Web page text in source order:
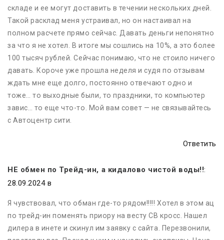
складе и ее могут доставить в течении нескольких дней.
Такой расклад меня устраивал, но он настаивал на
полном расчете прямо сейчас. Давать деньги непонятно
за что я не хотел. В итоге мы сошлись на 10%, а это более
100 тысяч рублей. Сейчас понимаю, что не стоило ничего
давать. Короче уже прошла неделя и судя по отзывам
ждать мне еще долго, постоянно отвечают одно и
тоже… то выходные были, то праздники, то компьютер
завис… то еще что-то. Мой вам совет — не связывайтесь
с Автоцентр сити.
Ответить
НЕ обмен по Трейд-ин, а кидалово чистой воды!!:
28.09.2024 в
Я чувствовал, что обман где-то рядом!!!!! Хотел в этом ац
по трейд-ин поменять приору на весту СВ кросс. Нашел
дилера в инете и скинул им заявку с сайта. Перезвонили,